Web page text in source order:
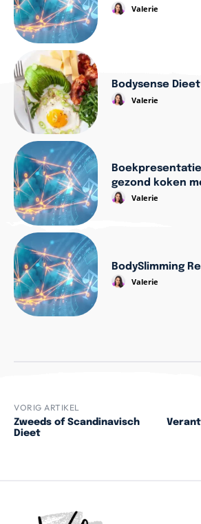
Valerie
Bodysense Dieet
Valerie
gezond koken
Valerie
BodySlimming
Valerie
VORIG ARTIKEL
Zweeds of Scandinavisch
Dieet